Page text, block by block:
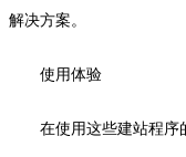
解决方案。
使用体验
在使用这些建站程序